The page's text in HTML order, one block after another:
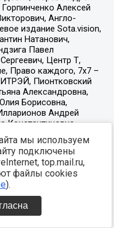
мы используем
подключены
top.mail.ru,
файлы cookies
).